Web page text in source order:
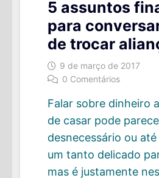
5 assuntos
para
de trocar
9 de março de 2017
0 Comentários
Falar sobre dinheiro
de casar pode
desnecessário ou
um tanto delicado
mas é justamente